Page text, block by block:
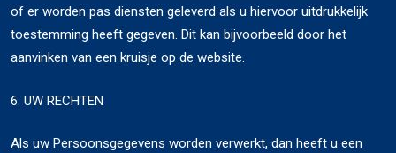
of er worden pas diensten geleverd als u hiervoor uitdrukkelijk
toestemming heeft gegeven. Dit kan bijvoorbeeld door het
aanvinken van een kruisje op de website.
6. UW RECHTEN
Als uw Persoonsgegevens worden verwerkt, dan heeft u een